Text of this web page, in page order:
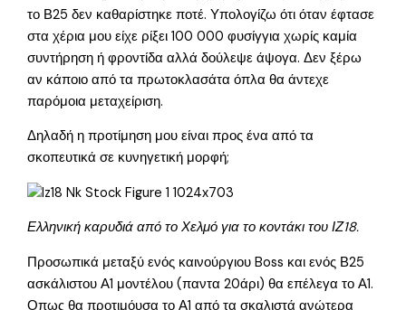
το Β25 δεν καθαρίστηκε ποτέ. Υπολογίζω ότι όταν έφτασε
στα χέρια μου είχε ρίξει 100 000 φυσίγγια χωρίς καμία
συντήρηση ή φροντίδα αλλά δούλεψε άψογα. Δεν ξέρω
αν κάποιο από τα πρωτοκλασάτα όπλα θα άντεχε
παρόμοια μεταχείριση.
Δηλαδή η προτίμηση μου είναι προς ένα από τα
σκοπευτικά σε κυνηγετική μορφή;
Ελληνική καρυδιά από το Χελμό για το κοντάκι του ΙΖ18.
Προσωπικά μεταξύ ενός καινούργιου Boss και ενός Β25
ασκάλιστου Α1 μοντέλου (παντα 20άρι) θα επέλεγα το Α1.
Οπως θα προτιμόυσα το Α1 από τα σκαλιστά ανώτερα